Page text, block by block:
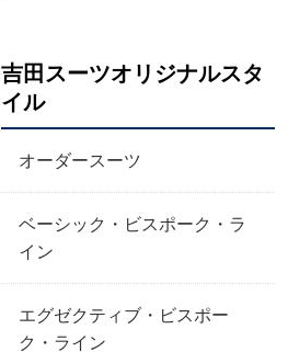
吉田スーツオリジナルスタ
イル
オーダースーツ
ベーシック・ビスポーク・ラ
イン
エグゼクティブ・ビスポー
ク・ライン